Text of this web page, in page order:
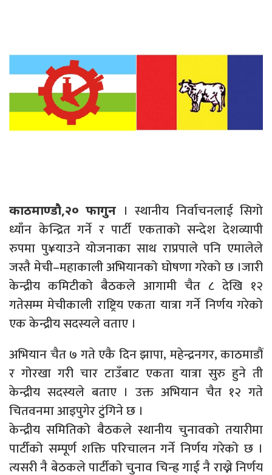
काठमाण्डौ,२० फागुन । स्थानीय निर्वाचनलाई सिगो
ध्याँन केन्द्रित गर्ने र पार्टी एकताको सन्देश देशव्यापी
रुपमा पु¥याउने योजनाका साथ राप्रपाले पनि एमालेले
जस्तै मेची–महाकाली अभियानको घोषणा गरेको छ ।जारी
केन्द्रीय कमिटीको बैठकले आगामी चैत ८ देखि १२
गतेसम्म मेचीकाली राष्ट्रिय एकता यात्रा गर्ने निर्णय गरेको
एक केन्द्रीय सदस्यले वताए ।
अभियान चैत ७ गते एकै दिन झापा, महेन्द्रनगर, काठमाडौं
र गोरखा गरी चार टाउँबाट एकता यात्रा सुरु हुने ती
केन्द्रीय सदस्यले बताए । उक्त अभियान चैत १२ गते
चितवनमा आइपुगेर टुंगिने छ ।
केन्द्रीय समितिको बैठकले स्थानीय चुनावको तयारीमा
पार्टीको सम्पूर्ण शक्ति परिचालन गर्ने निर्णय गरेको छ ।
त्यसरी नै बेठकले पार्टीको चुनाव चिन्ह्र गाई नै राख्ने निर्णय